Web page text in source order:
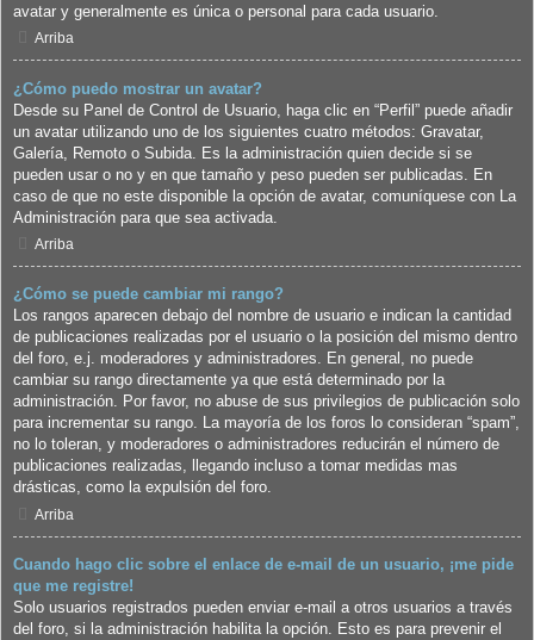
avatar y generalmente es única o personal para cada usuario.
Arriba
¿Cómo puedo mostrar un avatar?
Desde su Panel de Control de Usuario, haga clic en “Perfil” puede añadir
un avatar utilizando uno de los siguientes cuatro métodos: Gravatar,
Galería, Remoto o Subida. Es la administración quien decide si se
pueden usar o no y en que tamaño y peso pueden ser publicadas. En
caso de que no este disponible la opción de avatar, comuníquese con La
Administración para que sea activada.
Arriba
¿Cómo se puede cambiar mi rango?
Los rangos aparecen debajo del nombre de usuario e indican la cantidad
de publicaciones realizadas por el usuario o la posición del mismo dentro
del foro, e.j. moderadores y administradores. En general, no puede
cambiar su rango directamente ya que está determinado por la
administración. Por favor, no abuse de sus privilegios de publicación solo
para incrementar su rango. La mayoría de los foros lo consideran “spam”,
no lo toleran, y moderadores o administradores reducirán el número de
publicaciones realizadas, llegando incluso a tomar medidas mas
drásticas, como la expulsión del foro.
Arriba
Cuando hago clic sobre el enlace de e-mail de un usuario, ¡me pide
que me registre!
Solo usuarios registrados pueden enviar e-mail a otros usuarios a través
del foro, si la administración habilita la opción. Esto es para prevenir el